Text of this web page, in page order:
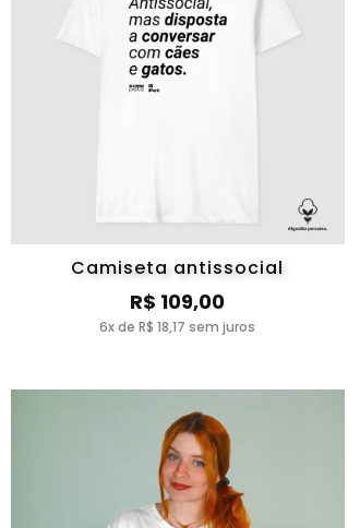
Camiseta antissocial
R$ 109,00
6x de R$ 18,17 sem juros